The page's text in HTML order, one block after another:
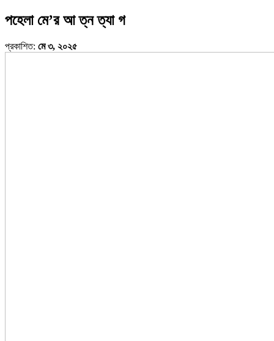
পহেলা মে’র আ ত্ন ত্যা গ
প্রকাশিত: মে ৩, ২০২৫